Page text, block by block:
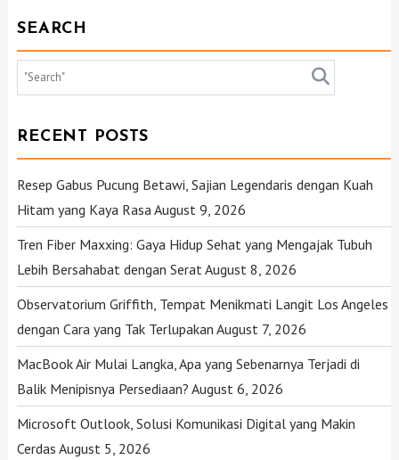
SEARCH
RECENT POSTS
Resep Gabus Pucung Betawi, Sajian Legendaris dengan Kuah
Hitam yang Kaya Rasa August 9, 2026
Tren Fiber Maxxing: Gaya Hidup Sehat yang Mengajak Tubuh
Lebih Bersahabat dengan Serat August 8, 2026
Observatorium Griffith, Tempat Menikmati Langit Los Angeles
dengan Cara yang Tak Terlupakan August 7, 2026
MacBook Air Mulai Langka, Apa yang Sebenarnya Terjadi di
Balik Menipisnya Persediaan? August 6, 2026
Microsoft Outlook, Solusi Komunikasi Digital yang Makin
Cerdas August 5, 2026